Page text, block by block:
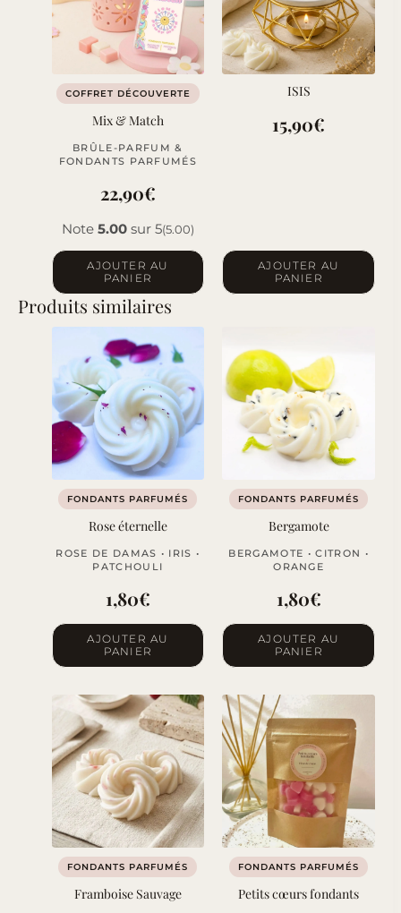
COFFRET DÉCOUVERTE
Mix & Match
BRÛLE-PARFUM &
FONDANTS PARFUMÉS
22,90€
Note 5.00sur 5(5.00)
AJOUTER AU
PANIER
ISIS
15,90€
AJOUTER AU
PANIER
Produits similaires
FONDANTS PARFUMÉS
Rose éternelle
ROSE DE DAMAS • IRIS •
PATCHOULI
1,80€
AJOUTER AU
PANIER
FONDANTS PARFUMÉS
Bergamote
BERGAMOTE • CITRON •
ORANGE
1,80€
AJOUTER AU
PANIER
FONDANTS PARFUMÉS
Framboise Sauvage
FONDANTS PARFUMÉS
Petits cœurs fondants